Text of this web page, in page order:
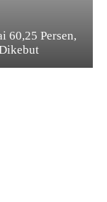
60,25 Persen,